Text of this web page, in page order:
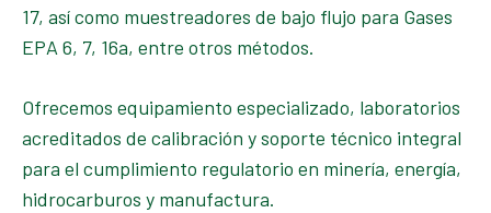
17, así como muestreadores de bajo flujo para Gases
EPA 6, 7, 16a, entre otros métodos.
Ofrecemos equipamiento especializado, laboratorios
acreditados de calibración y soporte técnico integral
para el cumplimiento regulatorio en minería, energía,
hidrocarburos y manufactura.